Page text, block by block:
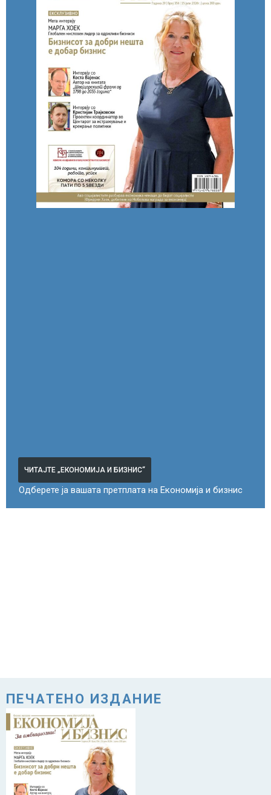
ЧИТАЈТЕ „ЕКОНОМИЈА И БИЗНИС“
Одберете ја вашата претплата на Економија и бизнис
ПЕЧАТЕНО ИЗДАНИЕ